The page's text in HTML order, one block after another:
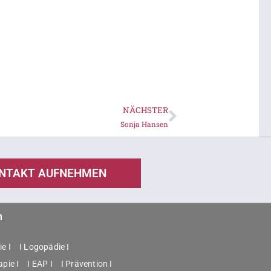
NÄCHSTER
Sonja HansenNächster
AUFNEHMEN
I
I Logopädie I
I
I EAP I I Prävention I